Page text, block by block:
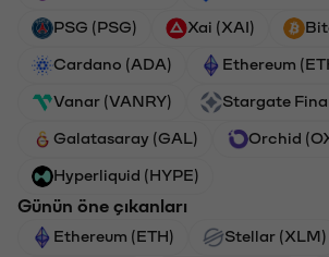
PSG (PSG) Xai (XAI)
Cardano (ADA) Ethereum
Vanar (VANRY) Stargate
Galatasaray (GAL) Orchid
Hyperliquid (HYPE)
Günün öne çıkanları
Ethereum (ETH) Stellar (XLM)